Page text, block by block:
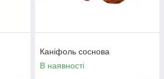
Каніфоль соснова
В наявності